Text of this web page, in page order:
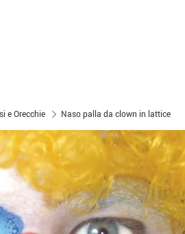
e Orecchie Naso palla da clown in lattice